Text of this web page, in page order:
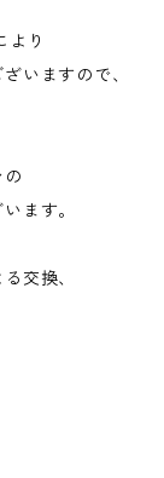
より
いますので、
ます。
交換、